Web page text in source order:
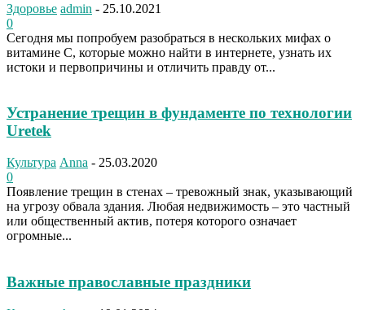
Здоровье admin - 25.10.2021
0
Сегодня мы попробуем разобраться в нескольких мифах о
витамине С, которые можно найти в интернете, узнать их
истоки и первопричины и отличить правду от...
Устранение трещин в фундаменте по технологии
Uretek
Культура Anna - 25.03.2020
0
Появление трещин в стенах – тревожный знак, указывающий
на угрозу обвала здания. Любая недвижимость – это частный
или общественный актив, потеря которого означает
огромные...
Важные православные праздники